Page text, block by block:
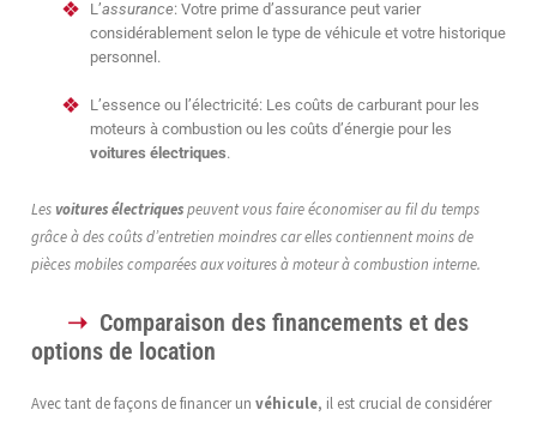
L’assurance: Votre prime d’assurance peut varier
considérablement selon le type de véhicule et votre historique
personnel.
L’essence ou l’électricité: Les coûts de carburant pour les
moteurs à combustion ou les coûts d’énergie pour les
voitures électriques.
Lesvoitures électriquespeuvent vous faire économiser au fil du temps
grâce à des coûts d’entretien moindres car elles contiennent moins de
pièces mobiles comparées aux voitures à moteur à combustion interne.
Comparaison des financements et des
options de location
Avec tant de façons de financer un véhicule, il est crucial de considérer